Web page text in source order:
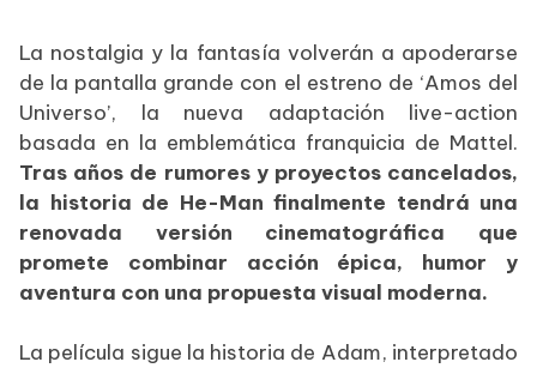
La nostalgia y la fantasía volverán a apoderarse
de la pantalla grande con el estreno de ‘Amos del
Universo’, la nueva adaptación live-action
basada en la emblemática franquicia de Mattel.
Tras años de rumores y proyectos cancelados,
la historia de He-Man finalmente tendrá una
renovada versión cinematográfica que
promete combinar acción épica, humor y
aventura con una propuesta visual moderna.
La película sigue la historia de Adam, interpretado